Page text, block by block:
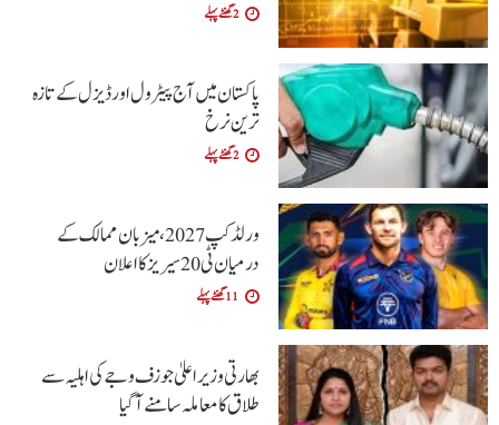
2 گھنٹے پہلے
پاکستان میں آج پیٹرول اور ڈیزل کے تازہ
ترین نرخ
2 گھنٹے پہلے
ورلڈ کپ 2027، میزبان ممالک کے
درمیان ٹی20 سیریز کا اعلان
11 گھنٹے پہلے
بھارتی وزیراعلیٰ جوزف وجے کی اہلیہ سے
طلاق کا معاملہ سامنے آگیا